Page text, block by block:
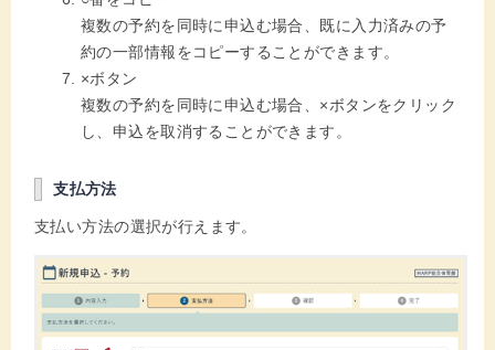
複数の予約を同時に申込む場合、既に入力済みの予
約の一部情報をコピーすることができます。
×ボタン
複数の予約を同時に申込む場合、×ボタンをクリック
し、申込を取消することができます。
支払方法
支払い方法の選択が行えます。